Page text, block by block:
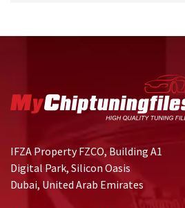
IFZA Property FZCO, Building A1
Digital Park, Silicon Oasis
Dubai, United Arab Emirates